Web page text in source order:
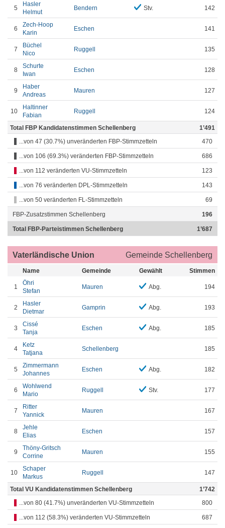
5
Hasler
Helmut
Bendern Stv. 142
6
Zech-Hoop
Karin
Eschen 141
7
Büchel
Nico
Ruggell 135
8
Schurte
Iwan
Eschen 128
9
Haber
Andreas
Mauren 127
10
Haltinner
Fabian
Ruggell 124
Total FBP Kandidatenstimmen Schellenberg
1’491
...von 47 (30.7%) unveränderten FBP-Stimmzetteln
470
...von 106 (69.3%) veränderten FBP-Stimmzetteln 686
...von 112 veränderten VU-Stimmzetteln 123
...von 76 veränderten DPL-Stimmzetteln 143
...von 50 veränderten FL-Stimmzetteln 69
FBP-Zusatzstimmen Schellenberg 196
Total FBP-Parteistimmen Schellenberg 1’687
Vaterländische Union Gemeinde Schellenberg
Name Gemeinde Gewählt Stimmen
1
Öhri
Stefan
Mauren Abg. 194
2
Hasler
Dietmar
Gamprin Abg. 193
3
Cissé
Tanja
Eschen Abg. 185
4
Ketz
Tatjana
Schellenberg 185
5
Zimmermann
Johannes
Eschen Abg. 182
6
Wohlwend
Mario
Ruggell Stv. 177
7
Ritter
Yannick
Mauren 167
8
Jehle
Elias
Eschen 157
9
Thöny-Gritsch
Corrine
Mauren 155
10
Schaper
Markus
Ruggell 147
Total VU Kandidatenstimmen Schellenberg
1’742
...von 80 (41.7%) unveränderten VU-Stimmzetteln
800
...von 112 (58.3%) veränderten VU-Stimmzetteln 687